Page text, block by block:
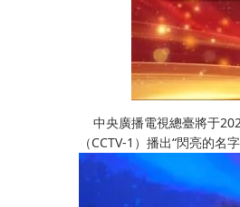
中央廣播電視總臺將于
（CCTV-1）播出“閃亮的